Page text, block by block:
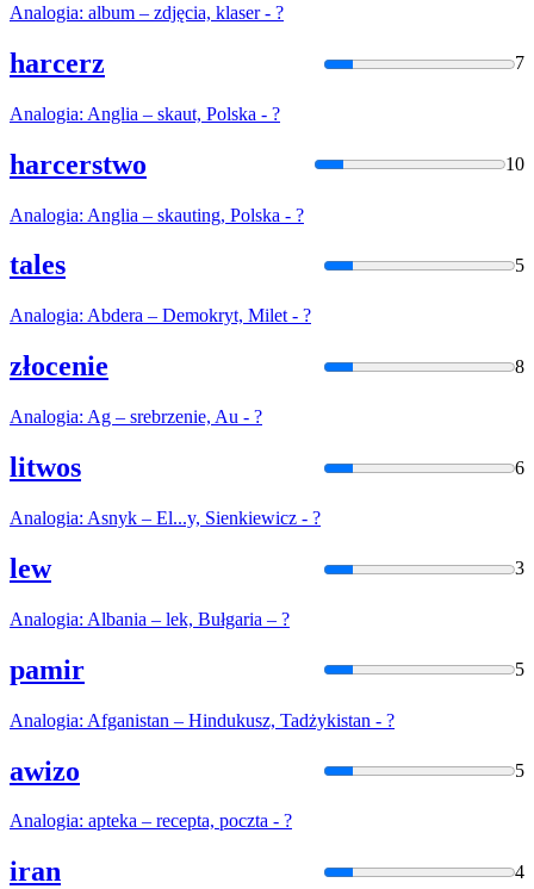
Analogia: album – zdjęcia, klaser - ?
harcerz 7
Analogia: Anglia – skaut, Polska - ?
harcerstwo 10
Analogia: Anglia – skauting, Polska - ?
tales 5
Analogia: Abdera – Demokryt, Milet - ?
złocenie 8
Analogia: Ag – srebrzenie, Au - ?
litwos 6
Analogia: Asnyk – El...y, Sienkiewicz - ?
lew 3
Analogia: Albania – lek, Bułgaria – ?
pamir 5
Analogia: Afganistan – Hindukusz, Tadżykistan - ?
awizo 5
Analogia: apteka – recepta, poczta - ?
iran 4